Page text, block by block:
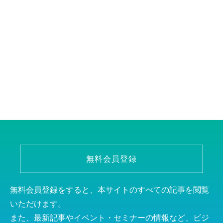
無料会員登録
無料会員登録をすると、本サイトのすべての記事を閲覧
いただけます。
また、最新記事やイベント・セミナーの情報など、ビジ